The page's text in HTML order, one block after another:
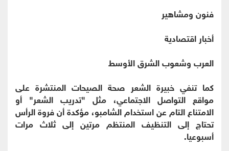
فنون ومشاهير
أخبار اقتصادية
العرب وشعوب الشرق الأوسط
كما تنفي خبيرة الشعر صحة الصيحات المنتشرة على
مواقع التواصل الاجتماعي، مثل "تدريب الشعر" أو
الامتناع التام عن استخدام الشامبو، مؤكدة أن فروة الرأس
تحتاج إلى التنظيف المنتظم مرتين إلى ثلاث مرات
أسبوعيا.